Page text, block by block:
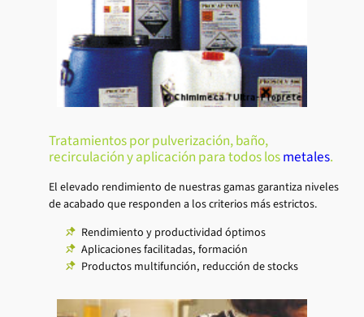
Tratamientos por pulverización, baño,
recirculación y aplicación para todos losmetales.
El elevado rendimiento de nuestras gamas garantiza niveles
de acabado que responden a los criterios más estrictos.
Rendimiento y productividad óptimos
Aplicaciones facilitadas, formación
Productos multifunción, reducción de stocks